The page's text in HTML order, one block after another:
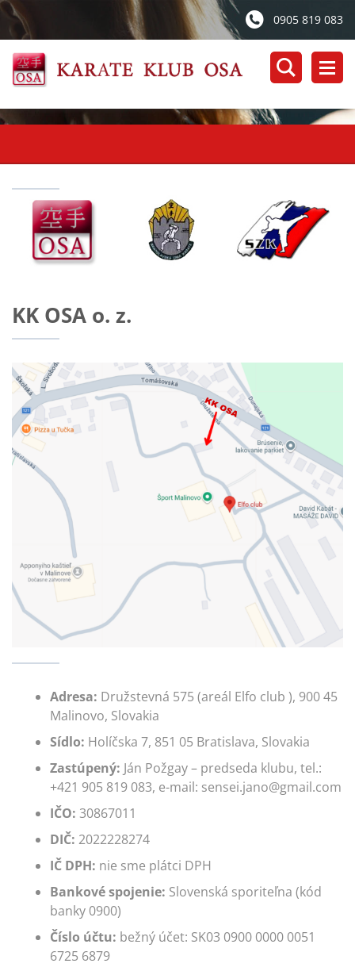
0905 819 083
KK OSA o. z.
Adresa: Družstevná 575 (areál Elfo club ), 900 45
Malinovo, Slovakia
Sídlo: Holíčska 7, 851 05 Bratislava, Slovakia
Zastúpený: Ján Požgay – predseda klubu, tel.:
+421 905 819 083, e-mail: sensei.jano@gmail.com
IČO: 30867011
DIČ: 2022228274
IČ DPH: nie sme plátci DPH
Bankové spojenie: Slovenská sporiteľna (kód
banky 0900)
Číslo účtu: bežný účet: SK03 0900 0000 0051
6725 6879